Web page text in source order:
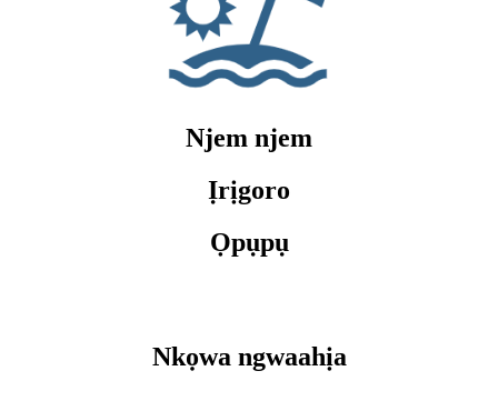
Njem njem
Ịrịgoro
Ọpụpụ
Nkọwa ngwaahịa